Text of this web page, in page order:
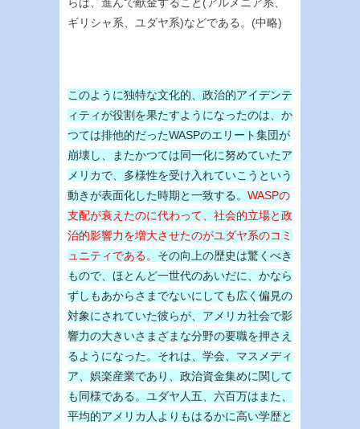
らば、進んで献金すること(アルメニア系、
ギリシャ系、ユダヤ系)などである。(中略)
このように独特な文化的、政治的アイデンテ
ィティが役割を果たすようになったのは、か
つては排他的だったWASPのエリート集団が
崩壊し、またかつては同一化に努めていたア
メリカで、多様性を受け入れていこうという
動きが表面化した時期と一致する。 WASPの
支配が衰えたのに代わって、社会的立場と政
治的影響力を増大させたのがユダヤ系のコミ
ュニティである。 その向上の歴史は驚くべき
もので、ほとんど一世代のあいだに、かなら
ずしもあからさまでないにしても広く偏見の
対象にされていた彼らが、アメリカ社会で影
響力の大きいさまざまな分野の要職を押さえ
るようになった。それは、学会、マスメディ
ア、娯楽産業であり、政治資金集めに関して
も同様である。ユダヤ人五、六百万はまた、
平均的アメリカ人よりもはるかに高い学歴と